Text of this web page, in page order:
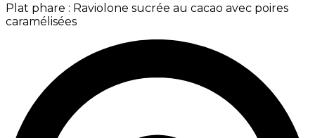
Plat phare : Raviolone sucrée au cacao avec poires
caramélisées